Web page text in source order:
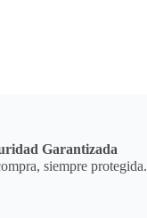
Garantizada
siempre protegida.